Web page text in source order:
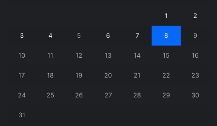
1 2
3 4 5 6 7 8 9
10 11 12 13 14 15 16
17 18 19 20 21 22 23
24 25 26 27 28 29 30
31